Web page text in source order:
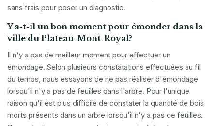
sans frais pour poser un diagnostic.
Y a-t-il un bon moment pour émonder dans la
ville du Plateau-Mont-Royal?
Il n'y a pas de meilleur moment pour effectuer un
émondage. Selon plusieurs constatations effectuées au fil
du temps, nous essayons de ne pas réaliser d'émondage
lorsqu'il n'y a pas de feuilles dans l'arbre. Pour l'unique
raison qu'il est plus difficile de constater la quantité de bois
morts présents dans un arbre lorsqu'il n'y a pas de feuilles.